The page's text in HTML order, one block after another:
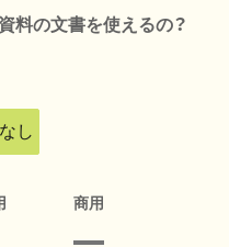
料の文書を使えるの？
し
商用